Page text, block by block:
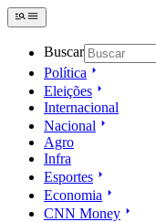
Buscar
Política
Eleições
Internacional
Nacional
Agro
Infra
Esportes
Economia
CNN Money